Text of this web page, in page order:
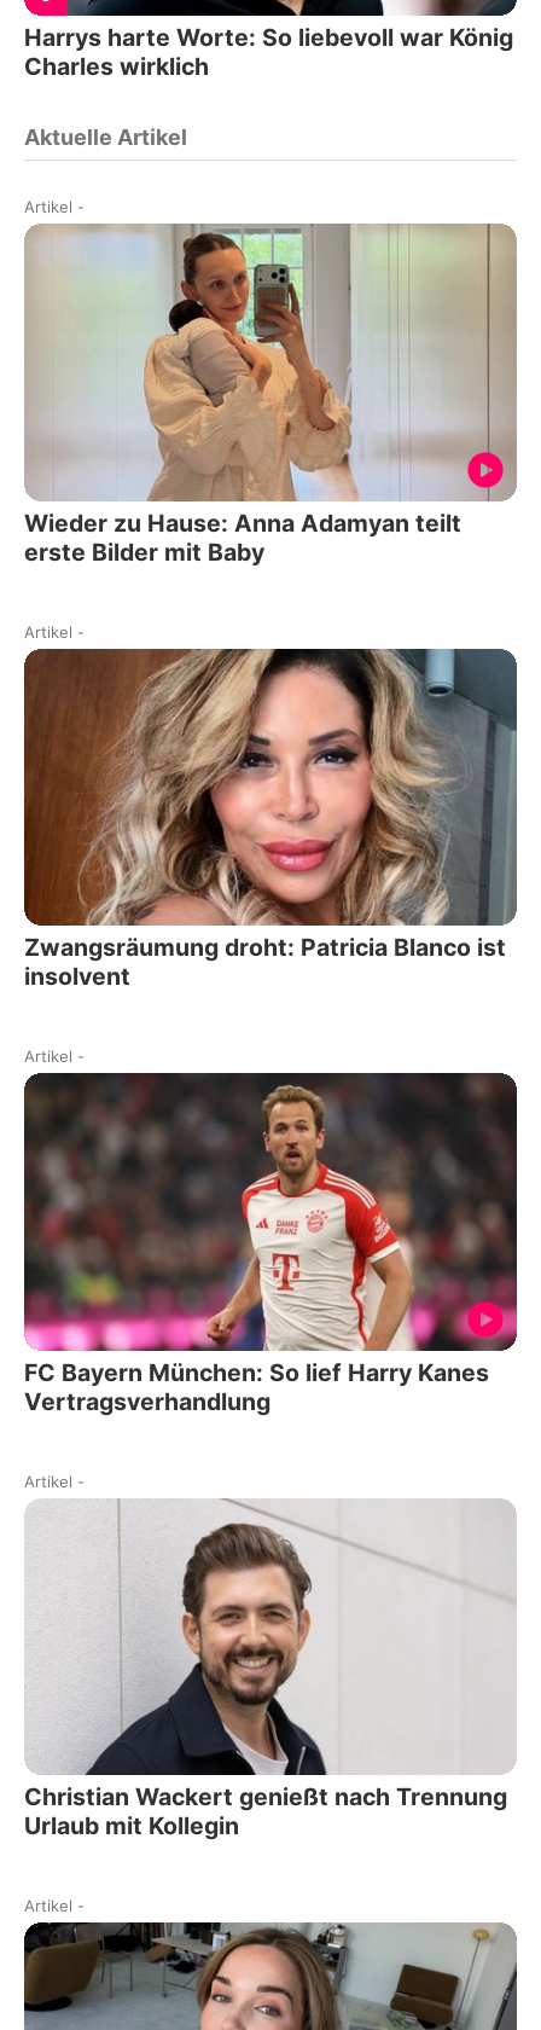
Harrys harte Worte: So liebevoll war König
Charles wirklich
Aktuelle Artikel
Artikel -
Wieder zu Hause: Anna Adamyan teilt
erste Bilder mit Baby
Artikel -
Zwangsräumung droht: Patricia Blanco ist
insolvent
Artikel -
FC Bayern München: So lief Harry Kanes
Vertragsverhandlung
Artikel -
Christian Wackert genießt nach Trennung
Urlaub mit Kollegin
Artikel -